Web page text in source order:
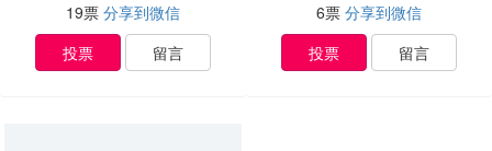
19票 分享到微信
投票
留言
6票 分享到微信
投票
留言